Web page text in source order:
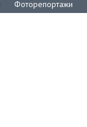
Фоторепортажи